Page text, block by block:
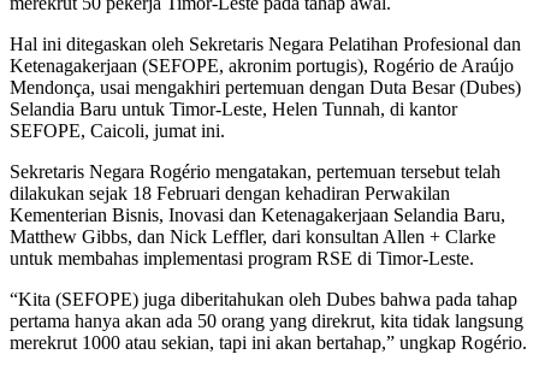
Hal ini ditegaskan oleh Sekretaris Negara Pelatihan Profesional dan
Ketenagakerjaan (SEFOPE, akronim portugis), Rogério de Araújo
Mendonça, usai mengakhiri pertemuan dengan Duta Besar (Dubes)
Selandia Baru untuk Timor-Leste, Helen Tunnah, di kantor
SEFOPE, Caicoli, jumat ini.
Sekretaris Negara Rogério mengatakan, pertemuan tersebut telah
dilakukan sejak 18 Februari dengan kehadiran Perwakilan
Kementerian Bisnis, Inovasi dan Ketenagakerjaan Selandia Baru,
Matthew Gibbs, dan Nick Leffler, dari konsultan Allen + Clarke
untuk membahas implementasi program RSE di Timor-Leste.
“Kita (SEFOPE) juga diberitahukan oleh Dubes bahwa pada tahap
pertama hanya akan ada 50 orang yang direkrut, kita tidak langsung
merekrut 1000 atau sekian, tapi ini akan bertahap,” ungkap Rogério.